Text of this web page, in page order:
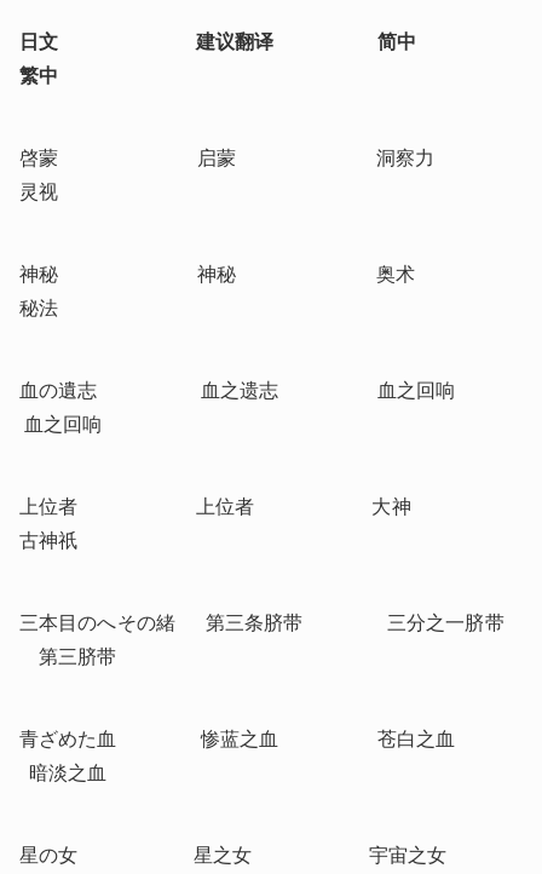
日文                            建议翻译                     简中
繁中
啓蒙                            启蒙                            洞察力
灵视
神秘                            神秘                            奥术
秘法
血の遺志                     血之遗志                    血之回响
血之回响
上位者                        上位者                        大神
古神祇
三本目のへその緒      第三条脐带                 三分之一脐带
第三脐带
青ざめた血                 惨蓝之血                    苍白之血
暗淡之血
星の女                        星之女                        宇宙之女